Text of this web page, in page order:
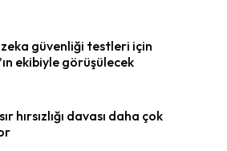
güvenliği testleri için
ekibiyle görüşülecek
hırsızlığı davası daha çok